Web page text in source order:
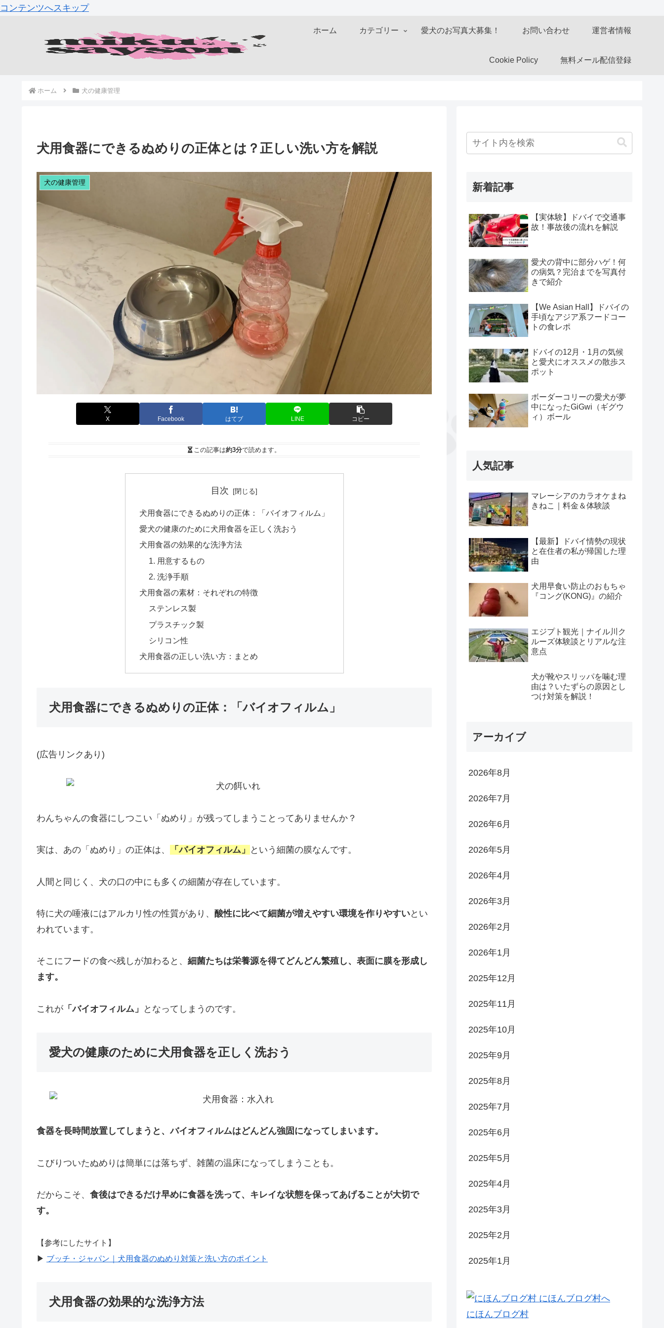
コンテンツへスキップ
ホーム カテゴリー 愛犬のお写真大募集！ お問い合わせ 運営者情報
Cookie Policy 無料メール配信登録
ホーム 犬の健康管理
犬用食器にできるぬめりの正体とは？正しい洗い方を解説
犬の健康管理
X Facebook はてブ LINE コピー
この記事は約3分で読めます。
目次
犬用食器にできるぬめりの正体：「バイオフィルム」
愛犬の健康のために犬用食器を正しく洗おう
犬用食器の効果的な洗浄方法
1. 用意するもの
2. 洗浄手順
犬用食器の素材：それぞれの特徴
ステンレス製
プラスチック製
シリコン性
犬用食器の正しい洗い方：まとめ
犬用食器にできるぬめりの正体：「バイオフィルム」
(広告リンクあり)
わんちゃんの食器にしつこい「ぬめり」が残ってしまうことってありませんか？
実は、あの「ぬめり」の正体は、 「バイオフィルム」 という細菌の膜なんです。
人間と同じく、犬の口の中にも多くの細菌が存在しています。
特に犬の唾液にはアルカリ性の性質があり、 酸性に比べて細菌が増えやすい環境を作りやすいとい
われています。
そこにフードの食べ残しが加わると、 細菌たちは栄養源を得てどんどん繁殖し、表面に膜を形成し
ます。
これが 「バイオフィルム」 となってしまうのです。
愛犬の健康のために犬用食器を正しく洗おう
食器を長時間放置してしまうと、バイオフィルムはどんどん強固になってしまいます。
こびりついたぬめりは簡単には落ちず、雑菌の温床になってしまうことも。
だからこそ、 食後はできるだけ早めに食器を洗って、キレイな状態を保ってあげることが大切で
す。
【参考にしたサイト】
▶︎ ブッチ・ジャパン｜犬用食器のぬめり対策と洗い方のポイント
犬用食器の効果的な洗浄方法
新着記事
【実体験】ドバイで交通事
故！事故後の流れを解説
愛犬の背中に部分ハゲ！何
の病気？完治までを写真付
きで紹介
【We Asian Hall】ドバイの
手頃なアジア系フードコー
トの食レポ
ドバイの12月・1月の気候
と愛犬にオススメの散歩ス
ポット
ボーダーコリーの愛犬が夢
中になったGiGwi（ギグウ
ィ）ボール
人気記事
マレーシアのカラオケまね
きねこ｜料金＆体験談
【最新】ドバイ情勢の現状
と在住者の私が帰国した理
由
犬用早食い防止のおもちゃ
『コング(KONG)』の紹介
エジプト観光｜ナイル川ク
ルーズ体験談とリアルな注
意点
犬が靴やスリッパを噛む理
由は？いたずらの原因とし
つけ対策を解説！
アーカイブ
2026年8月
2026年7月
2026年6月
2026年5月
2026年4月
2026年3月
2026年2月
2026年1月
2025年12月
2025年11月
2025年10月
2025年9月
2025年8月
2025年7月
2025年6月
2025年5月
2025年4月
2025年3月
2025年2月
2025年1月
にほんブログ村